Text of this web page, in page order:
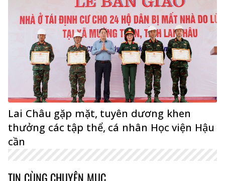
Lai Châu gặp mặt, tuyên dương khen
thưởng các tập thể, cá nhân Học viện Hậu
cần
TIN CÙNG CHUYÊN MỤC